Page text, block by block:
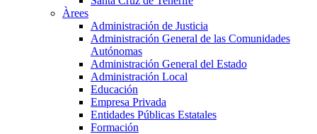
Àrees
Administración de Justicia
Administración General de las Comunidades
Autónomas
Administración General del Estado
Administración Local
Educación
Empresa Privada
Entidades Públicas Estatales
Formación